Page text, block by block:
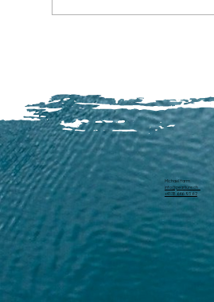
Michael Harm
info@pearllure.ch
+41 78 646 93 62